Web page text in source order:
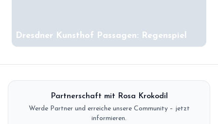
Dresdner Kunsthof Passagen: Regenspiel
Partnerschaft mit Rosa Krokodil
Werde Partner und erreiche unsere Community – jetzt
informieren.